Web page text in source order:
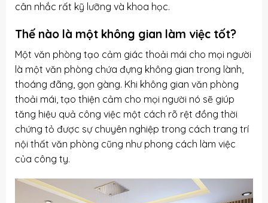
cân nhắc rất kỹ lưỡng và khoa học.
Thế nào là một không gian làm việc tốt?
Một văn phòng tạo cảm giác thoải mái cho mọi người
là một văn phòng chứa đựng không gian trong lành,
thoáng đãng, gọn gàng. Khi không gian văn phòng
thoải mái, tạo thiện cảm cho mọi người nó sẽ giúp
tăng hiệu quả công việc một cách rõ rệt đồng thời
chứng tỏ được sự chuyên nghiệp trong cách trang trí
nội thất văn phòng cũng như phong cách làm việc
của công ty.